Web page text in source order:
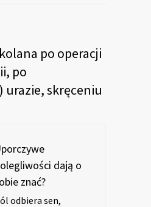
po operacji
po
urazie, skręceniu
dają o
znać?
odbiera sen,